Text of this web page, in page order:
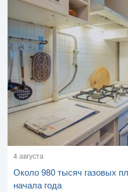
4 августа
Около 980 тысяч газовых
начала года